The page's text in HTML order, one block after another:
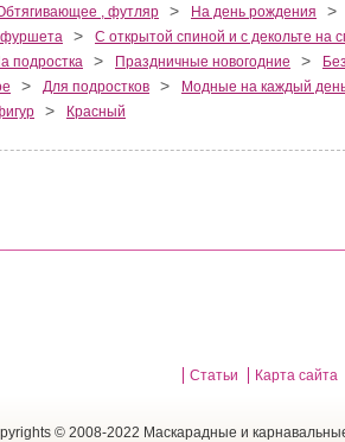
, футляр > На день рождения >
фуршета > С открытой спиной и с декольте на
подростка > Праздничные новогодние >
> Для подростков > Модные на каждый
> Красный
Статьи Карта сайта
© 2008-2022 Маскарадные и